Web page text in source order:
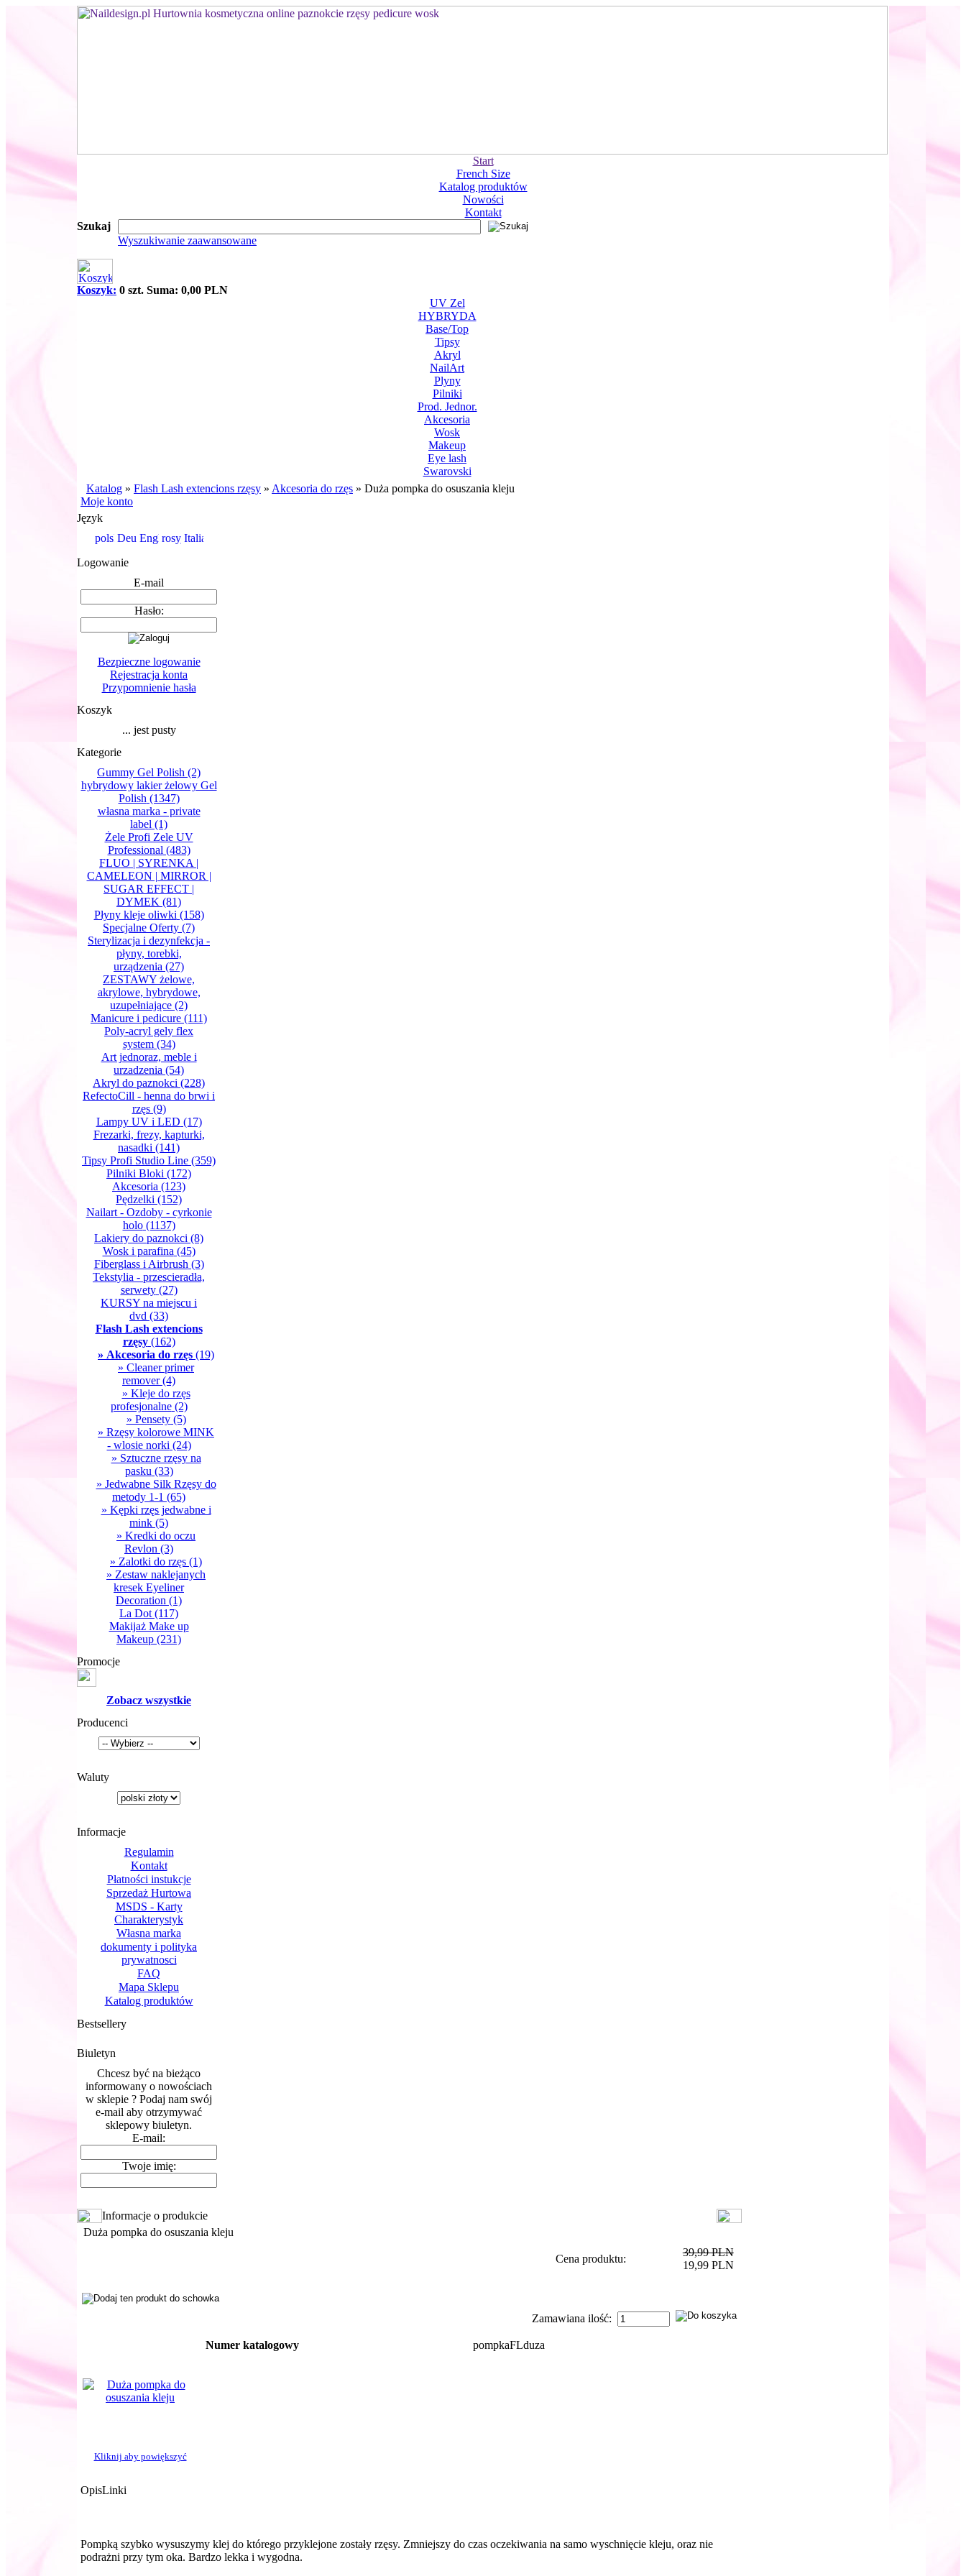
Start
French Size
Katalog produktów
Nowości
Kontakt
Szukaj
Wyszukiwanie zaawansowane
Koszyk: 0 szt. Suma: 0,00 PLN
UV Zel
HYBRYDA
Base/Top
Tipsy
Akryl
NailArt
Plyny
Pilniki
Prod. Jednor.
Akcesoria
Wosk
Makeup
Eye lash
Swarovski
Katalog » Flash Lash extencions rzęsy » Akcesoria do rzęs » Duża pompka do osuszania kleju
Moje konto
Język
Logowanie
E-mail
Hasło:
Bezpieczne logowanie
Rejestracja konta
Przypomnienie hasła
Koszyk
... jest pusty
Kategorie
Gummy Gel Polish (2)
hybrydowy lakier żelowy Gel
Polish (1347)
własna marka - private
label (1)
Żele Profi Zele UV
Professional (483)
FLUO | SYRENKA |
CAMELEON | MIRROR |
SUGAR EFFECT |
DYMEK (81)
Płyny kleje oliwki (158)
Specjalne Oferty (7)
Sterylizacja i dezynfekcja -
płyny, torebki,
urządzenia (27)
ZESTAWY żelowe,
akrylowe, hybrydowe,
uzupełniające (2)
Manicure i pedicure (111)
Poly-acryl gely flex
system(34)
Art jednoraz, meble i
urzadzenia (54)
Akryl do paznokci (228)
RefectoCill - henna do brwi i
rzęs(9)
Lampy UV i LED (17)
Frezarki, frezy, kapturki,
nasadki (141)
Tipsy Profi Studio Line (359)
Pilniki Bloki (172)
Akcesoria (123)
Pędzelki (152)
Nailart - Ozdoby - cyrkonie
holo(1137)
Lakiery do paznokci (8)
Wosk i parafina (45)
Fiberglass i Airbrush (3)
Tekstylia - przescieradła,
serwety(27)
KURSY na miejscu i
dvd (33)
Flash Lash extencions
rzęsy(162)
» Akcesoria do rzęs (19)
» Cleaner primer
remover(4)
» Kleje do rzęs
profesjonalne(2)
» Pensety(5)
» Rzęsy kolorowe MINK
- wlosie norki (24)
» Sztuczne rzęsy na
pasku (33)
» Jedwabne Silk Rzęsy do
metody 1-1 (65)
» Kępki rzęs jedwabne i
mink (5)
» Kredki do oczu
Revlon (3)
» Zalotki do rzęs (1)
» Zestaw naklejanych
kresek Eyeliner
Decoration (1)
La Dot (117)
Makijaż Make up
Makeup (231)
Promocje
Zobacz wszystkie
Producenci
Waluty
Informacje
Regulamin
Kontakt
Płatności instukcje
Sprzedaż Hurtowa
MSDS - Karty
Charakterystyk
Własna marka
dokumenty i polityka
prywatnosci
FAQ
Mapa Sklepu
Katalog produktów
Bestsellery
Biuletyn
Chcesz być na bieżąco
informowany o nowościach
w sklepie ? Podaj nam swój
e-mail aby otrzymywać
sklepowy biuletyn.
E-mail:
Twoje imię:
Informacje o produkcie
Duża pompka do osuszania kleju
Cena produktu:
39,99 PLN
19,99 PLN
Zamawiana ilość:
Kliknij aby powiększyć
Numer katalogowy pompkaFLduza
OpisLinki
Pompką szybko wysuszymy klej do którego przyklejone zostały rzęsy. Zmniejszy do czas oczekiwania na samo wyschnięcie kleju, oraz nie
podrażni przy tym oka. Bardzo lekka i wygodna.